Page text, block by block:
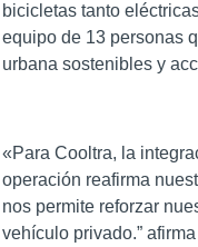
bicicletas tanto
equipo de 13 personas
urbana sostenibles y
«Para Cooltra, la
operación reafirma
nos permite reforzar
vehículo privado.”